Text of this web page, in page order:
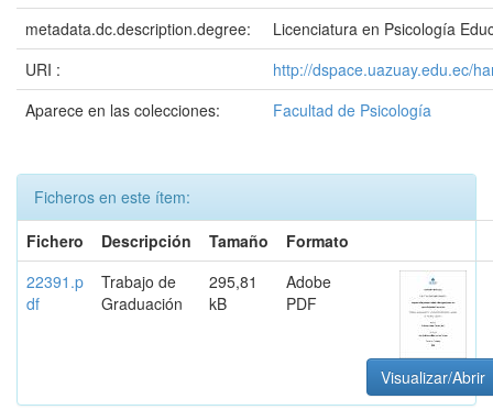
metadata.dc.description.degree:
Licenciatura en Psicología
URI :
http://dspace.uazuay.edu.ec/
Aparece en las colecciones:
Facultad de Psicología
Ficheros en este ítem:
Fichero
Descripción Tamaño
Formato
22391.p
df
Trabajo de
Graduación
295,81
kB
Adobe
PDF
Visualizar/Abrir